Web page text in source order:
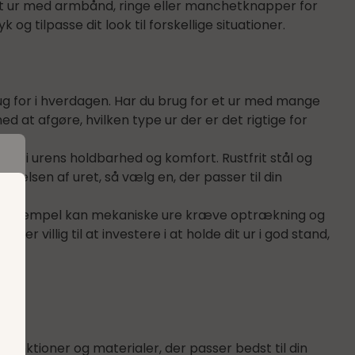
ur med armbånd, ringe eller manchetknapper for
og tilpasse dit look til forskellige situationer.
i hverdagen. Har du brug for et ur med mange
at afgøre, hvilken type ur der er det rigtige for
i urens holdbarhed og komfort. Rustfrit stål og
af uret, så vælg en, der passer til din
kan mekaniske ure kræve optrækning og
er villig til at investere i at holde dit ur i god stand,
og materialer, der passer bedst til din